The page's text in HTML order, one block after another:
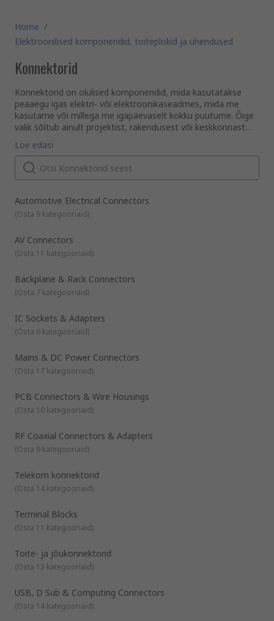
Home /
Elektroonilised komponendid, toiteplokid ja ühendused
Konnektorid
Konnektorid on olulised komponendid, mida kasutatakse
peaaegu igas elektri- või elektroonikaseadmes, mida me
kasutame või millega me igapäevaselt kokku puutume. Õige
valik sõltub ainult projektist, rakendusest või keskkonnast.
RS pakub ulatuslikku valikut suure jõudlusega
ühendusvõimalusi, mis vastavad Sinu igale vajadusele.
Mis on konnektor?
Konnektor on komponent, mis võimaldab kahe seadme
ühendamist. Konnektorid võimaldavad pinge, voolu või
signaalide vaba liikumist ühest seadmest teise. Enamik
pistikupesast. Traditsiooniliselt nimetatakse pistikuid
identifitseerimise hõlbustamiseks sugu järgi, isaseks ja
emaseks.
Pistik või isane liitmik
Pistik ehk pistiku korpuse isasosa sisaldab tavaliselt
kontakte. Kontaktid või tihvtid on tahked väljaulatuvad
Pistikupesa või emaslüli
Pistikupesa või pistiku korpuse emasosa sisaldab õõnsaid
hoidmiseks või säilitamiseks. Kui pistiku isas- ja emasosa
kokku puutuvad, sobituvad nad omavahel.
Krimpkinnitus
Jooteklemmid
Paigaldustüübid
Kaabel paneelile
Kaabel kaablile (in-line)
Kaabel plaadile
RS tarnib laia valikut kvaliteetseid komponente. Nende hulka
kuuluvad vastupidavad tööstuslikud pistikud, toitepistikud,
andmesideühendused.
Need jagunevad järgmistesse kategooriatesse::
RF ja koaksiaalühendused
PCB konnektorid
Audio ja videokonnektorid
Ümarpistikud
Võrgu- ja IEC-liitmikud
USB-, D-Sub- ja arvutiühendused
Loe edasi
Automotive Electrical Connectors
(Osta 9 kategooriaid)
AV Connectors
(Osta 11 kategooriaid)
Backplane & Rack Connectors
(Osta 7 kategooriaid)
IC Sockets & Adapters
(Osta 6 kategooriaid)
Mains & DC Power Connectors
(Osta 17 kategooriaid)
PCB Connectors & Wire Housings
(Osta 10 kategooriaid)
RF Coaxial Connectors & Adapters
(Osta 9 kategooriaid)
Telekom konnektorid
(Osta 14 kategooriaid)
Terminal Blocks
(Osta 11 kategooriaid)
Toite- ja jõukonnektorid
(Osta 13 kategooriaid)
USB, D Sub & Computing Connectors
(Osta 14 kategooriaid)